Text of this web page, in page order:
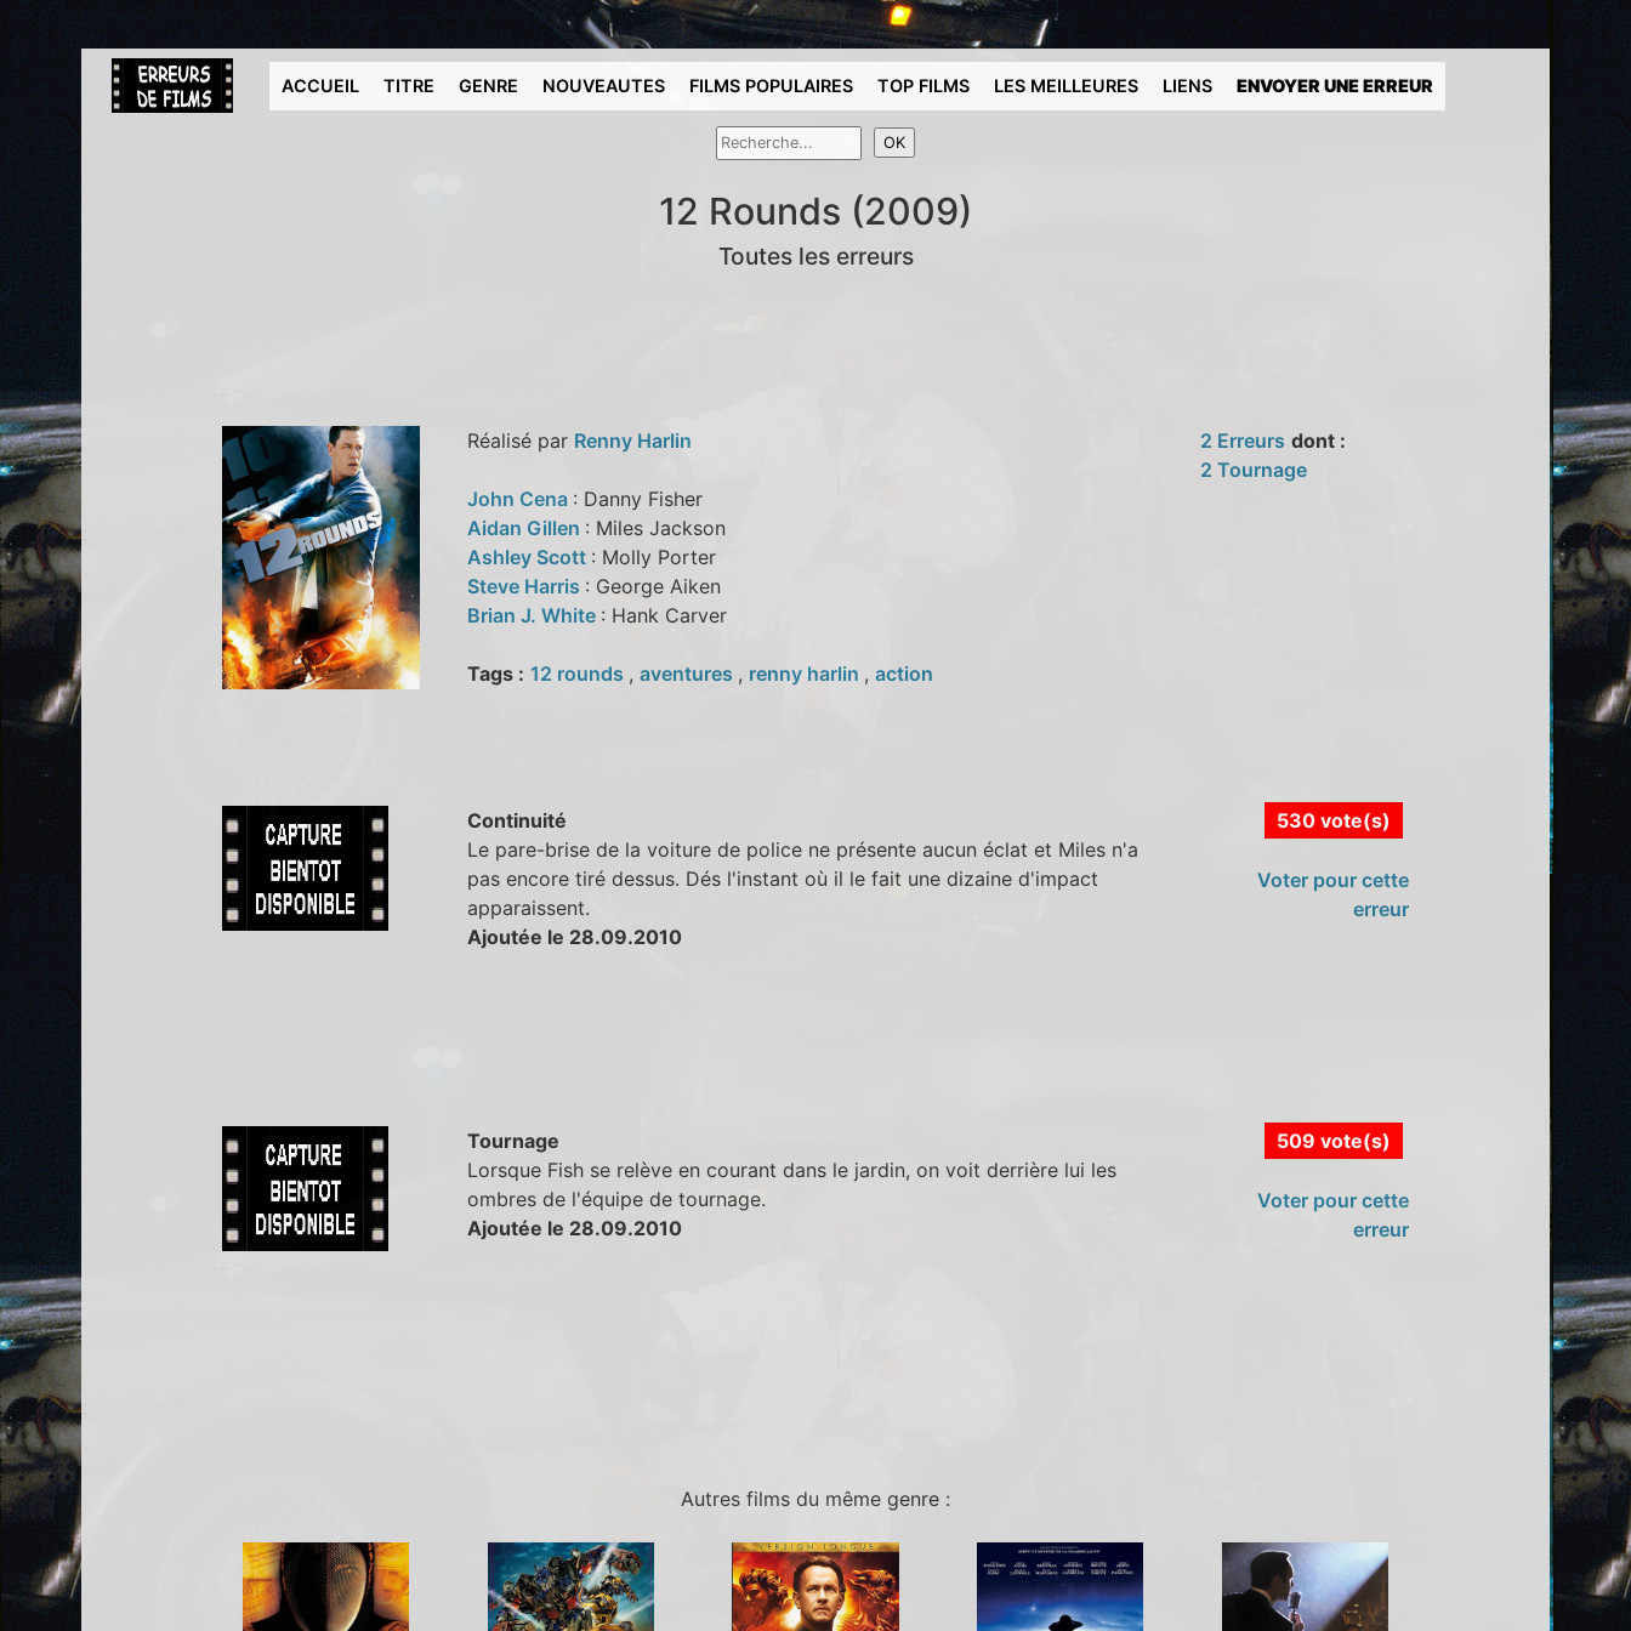
ACCUEIL TITRE GENRE NOUVEAUTES FILMS POPULAIRES TOP FILMS LES MEILLEURES LIENS ENVOYER UNE ERREUR
12 Rounds (2009)
Toutes les erreurs
Réalisé par Renny Harlin
John Cena : Danny Fisher
Aidan Gillen : Miles Jackson
Ashley Scott : Molly Porter
Steve Harris : George Aiken
Brian J. White : Hank Carver
Tags : 12 rounds , aventures , renny harlin , action
2 Erreurs dont :
2 Tournage
Continuité
Le pare-brise de la voiture de police ne présente aucun éclat et Miles n'a
pas encore tiré dessus. Dés l'instant où il le fait une dizaine d'impact
apparaissent.
Ajoutée le 28.09.2010
530 vote(s)
Voter pour cette
erreur
Tournage
Lorsque Fish se relève en courant dans le jardin, on voit derrière lui les
ombres de l'équipe de tournage.
Ajoutée le 28.09.2010
509 vote(s)
Voter pour cette
erreur
Autres films du même genre :